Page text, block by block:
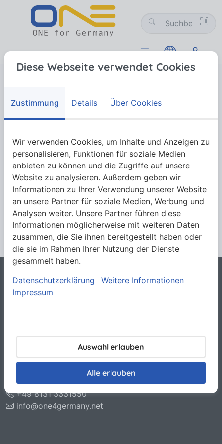
Dachmanschetten & V-Packungen
Mehr anzeigen
Rechtliches
Allgemeine Verkaufsbedingungen
Impressum
O.N.E. GmbH & Co. KG
85221 Dachau
+49 8131 3331550
info@one4germany.net
Diese Webseite verwendet Cookies
Zustimmung Details Über Cookies
Wir verwenden Cookies, um Inhalte und Anzeigen zu
personalisieren, Funktionen für soziale Medien
anbieten zu können und die Zugriffe auf unsere
Website zu analysieren. Außerdem geben wir
Informationen zu Ihrer Verwendung unserer Website
an unsere Partner für soziale Medien, Werbung und
Analysen weiter. Unsere Partner führen diese
Informationen möglicherweise mit weiteren Daten
zusammen, die Sie ihnen bereitgestellt haben oder
die sie im Rahmen Ihrer Nutzung der Dienste
gesammelt haben.
Datenschutzerklärung
Weitere Informationen
Impressum
Auswahl erlauben
Alle erlauben